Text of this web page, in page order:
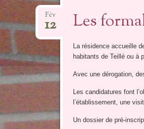
Les
Fév
12
La résidence accueille
habitants de Teillé ou à
Avec une dérogation,
Les candidatures font
l’établissement, une
Un dossier de pré-